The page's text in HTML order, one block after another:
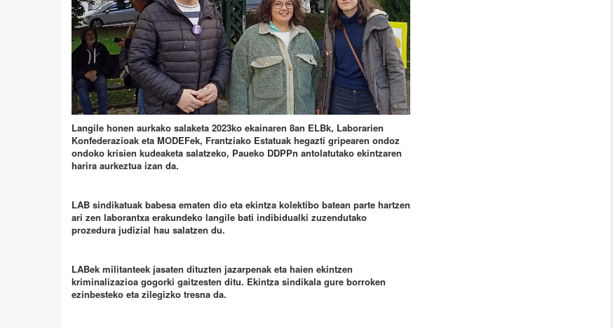
Langile honen aurkako salaketa 2023ko ekainaren 8an ELBk, Laborarien
Konfederazioak eta MODEFek, Frantziako Estatuak hegazti gripearen ondoz
ondoko krisien kudeaketa salatzeko, Paueko DDPPn antolatutako ekintzaren
harira aurkeztua izan da.
LAB sindikatuak babesa ematen dio eta ekintza kolektibo batean parte hartzen
ari zen laborantxa erakundeko langile bati indibidualki zuzendutako
prozedura judizial hau salatzen du.
LABek militanteek jasaten dituzten jazarpenak eta haien ekintzen
kriminalizazioa gogorki gaitzesten ditu. Ekintza sindikala gure borroken
ezinbesteko eta zilegizko tresna da.